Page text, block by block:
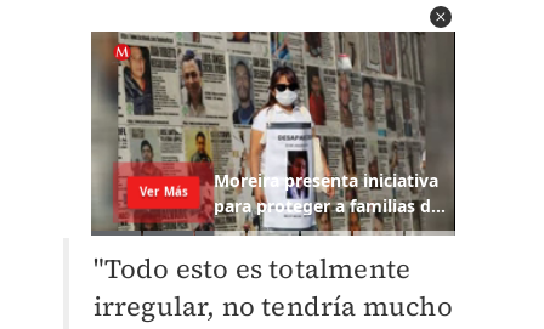
"Todo esto es totalmente
irregular, no tendría mucho